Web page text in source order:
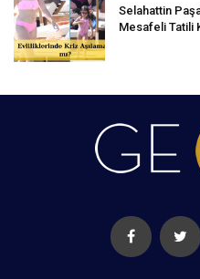
Selahattin
Mesafeli Tatili